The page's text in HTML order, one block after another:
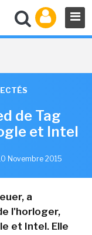
de Tag
et Intel
Novembre 2015
a
l'horloger,
et Intel. Elle